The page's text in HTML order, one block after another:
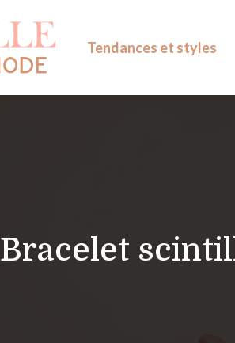
Tendances et styles
Bracelet